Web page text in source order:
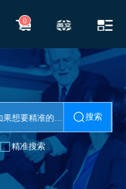
0
搜索
精准搜索